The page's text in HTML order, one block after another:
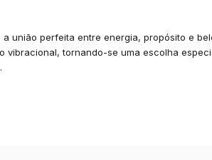
união perfeita entre energia, propósito e
vibracional, tornando-se uma escolha